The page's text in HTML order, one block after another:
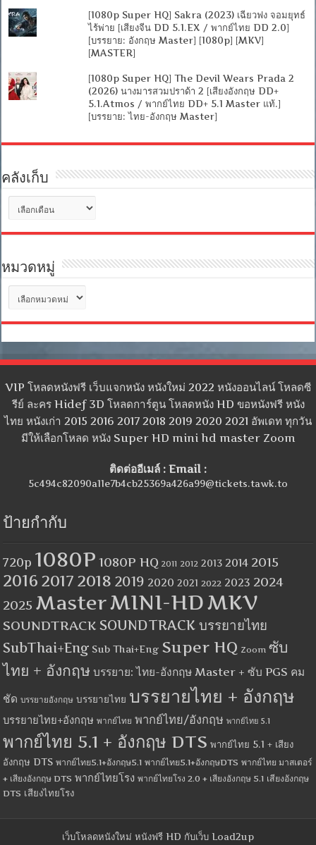
[1080p Super HQ] Sakra (2023) เฉียวฟง จอมยุทธ์
ไร้พ่าย [เสียงจีน DD 5.1.EX / พากย์ไทย DD 2.0]
[บรรยาย: อังกฤษ Master] [1080p] [MKV]
[MASTER]
[1080p Super HQ] The Devil Wears Prada 2
(2026) นางมารสวมปราด้า 2 [เสียงอังกฤษ DD+
5.1.Atmos / พากย์ไทย DD+ 5.1 Master แท้.]
[บรรยาย: ไทย-อังกฤษ Master]
คลังเก็บ
เก็บ
หมวดหมู่
หมู่
VIP โหลดหนังฟรี เว็บแจกหนัง หนังใหม่ 2022 หนังออนไลน์ โหลดซี
รีย์ ละคร Hidef 3D โหลดการ์ตูน โหลดหนัง HD ขอหนังฟรี หนัง
ไทย หนังเก่า 2015 2016 2017 2018 2019 2020 2021 อัพเดท ทุกวัน
มีให้เลือกโหลด หนัง Super HD mini hd master Zoom
ติดต่ออีเมล์ : Email :
5c494c82090a11e7b4cb25369a426a99@tickets.tawk.to
ป้ายกำกับ
720p 1080P 1080P HQ 2011 2012 2013 2014 2015
2016 2017 2018 2019 2020 2021 2022 2023 2024
2025 MasterMINI-HDMKV
SOUNDTRACK SOUNDTRACK บรรยายไทย
SubThai+Eng Sub Thai+Eng Super HQ Zoom ซับ
ไทย + อังกฤษ บรรยาย: ไทย-อังกฤษ Master + ซับ PGS คม
ชัด บรรยายอังกฤษ บรรยายไทย บรรยายไทย + อังกฤษ
บรรยายไทย+อังกฤษ พากย์ไทย พากย์ไทย/อังกฤษ พากย์ไทย 5.1
พากย์ไทย 5.1 + อังกฤษ DTS พากย์ไทย 5.1 + เสียง
อังกฤษ DTS พากย์ไทย5.1+อังกฤษ5.1 พากย์ไทย5.1+อังกฤษDTS พากย์ไทย มาสเตอร์
+ เสียงอังกฤษ DTS พากย์ไทยโรง พากย์ไทยโรง 2.0 + เสียงอังกฤษ 5.1 เสียงอังกฤษ
DTS เสียงไทยโรง
เว็บโหลดหนังใหม่ หนังฟรี HD กับเว็บ Load2up